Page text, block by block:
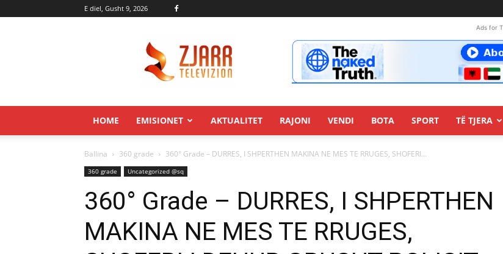
E diel, Gusht 9, 2026
Ads for
HOME EMISIONET AKTUALITET RAJONI VENDI BOTA SPORT TË TJERA
Ballina 360 grade 360° Grade – DURRES, I SHPERTHEN MAKINA NE MES TE RRUGES, SHOFERI...
360 grade Uncategorized @sq
360° Grade – DURRES, I SHPERTHEN
MAKINA NE MES TE RRUGES,